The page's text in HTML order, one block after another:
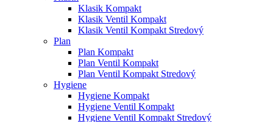
Klasik Kompakt
Klasik Ventil Kompakt
Klasik Ventil Kompakt Stredový
Plan
Plan Kompakt
Plan Ventil Kompakt
Plan Ventil Kompakt Stredový
Hygiene
Hygiene Kompakt
Hygiene Ventil Kompakt
Hygiene Ventil Kompakt Stredový